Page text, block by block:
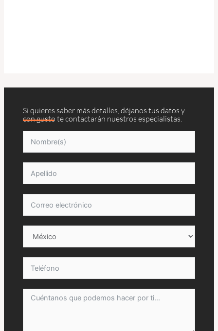
Si quieres saber más detalles, déjanos tus datos y
con gusto te contactarán nuestros especialistas.